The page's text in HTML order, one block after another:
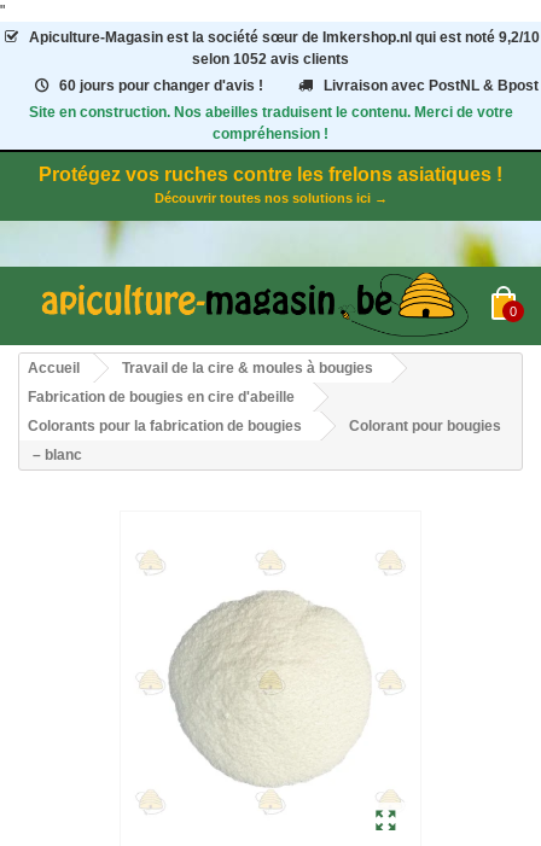
"
Apiculture-Magasinest la société sœur de Imkershop.nl qui est noté 9,2/10
selon 1052 avis clients
60 jours pour changer d'avis !
Livraison avec PostNL & Bpost
Site en construction. Nos abeilles traduisent le contenu. Merci de votre
compréhension !
Protégez vos ruches contre les frelons asiatiques !
Découvrir toutes nos solutions ici →
0
Accueil
Travail de la cire & moules à bougies
Fabrication de bougies en cire d'abeille
Colorants pour la fabrication de bougies
Colorant pour bougies
– blanc